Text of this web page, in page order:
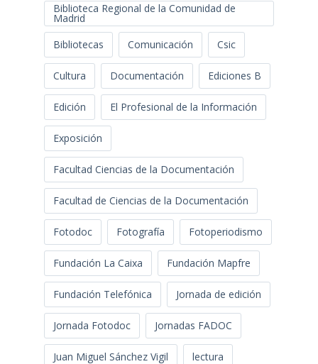
Biblioteca Regional de la Comunidad de
Madrid
Bibliotecas
Comunicación Csic
Cultura Documentación Ediciones B
Edición El Profesional de la Información
Exposición
Facultad Ciencias de la Documentación
Facultad de Ciencias de la Documentación
Fotodoc Fotografía Fotoperiodismo
Fundación La Caixa Fundación Mapfre
Fundación Telefónica Jornada de edición
Jornada Fotodoc Jornadas FADOC
Juan Miguel Sánchez Vigil lectura